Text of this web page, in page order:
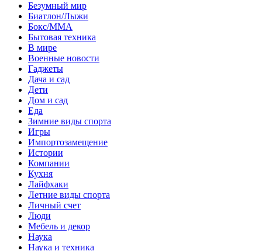
Безумный мир
Биатлон/Лыжи
Бокс/MMA
Бытовая техника
В мире
Военные новости
Гаджеты
Дача и сад
Дети
Дом и сад
Еда
Зимние виды спорта
Игры
Импортозамещение
Истории
Компании
Кухня
Лайфхаки
Летние виды спорта
Личный счет
Люди
Мебель и декор
Наука
Наука и техника